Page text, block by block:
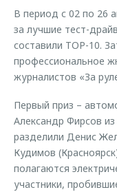
В период с 02 по 26
за лучшие тест-
составили TOP-10.
профессиональное
журналистов «За
Первый приз –
Александр Фирсов
разделили Денис
Кудимов
полагаются
участники,